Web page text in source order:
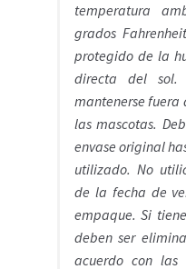
temperatura
grados
protegido de la
directa del sol.
mantenerse fuera
las mascotas.
envase original
utilizado. No
de la fecha de
empaque. Si
deben ser
acuerdo con las